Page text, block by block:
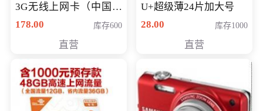
3G无线上网卡（中国联
通）
178.00 库存600
直营
U+超级薄24片加大号
28.00
库存1000
直营